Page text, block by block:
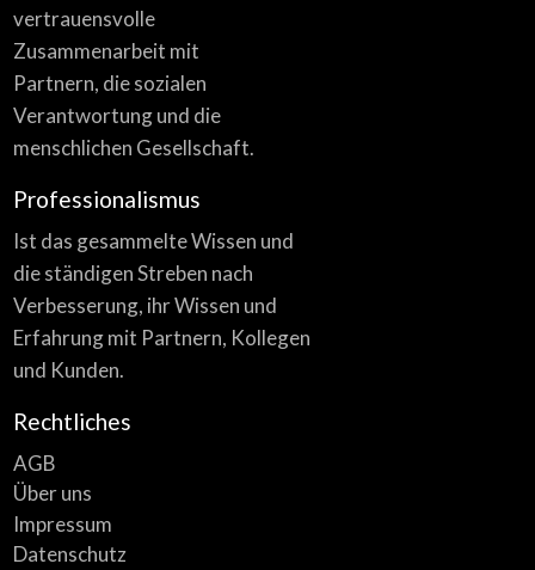
vertrauensvolle
Zusammenarbeit mit
Partnern, die sozialen
Verantwortung und die
menschlichen Gesellschaft.
Professionalismus
Ist das gesammelte Wissen und
die ständigen Streben nach
Verbesserung, ihr Wissen und
Erfahrung mit Partnern, Kollegen
und Kunden.
Rechtliches
AGB
Über uns
Impressum
Datenschutz